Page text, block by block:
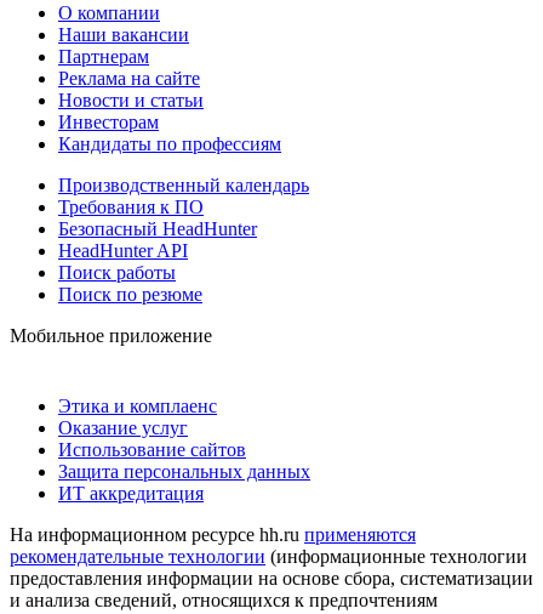
О компании
Наши вакансии
Партнерам
Реклама на сайте
Новости и статьи
Инвесторам
Кандидаты по профессиям
Производственный календарь
Требования к ПО
Безопасный HeadHunter
HeadHunter API
Поиск работы
Поиск по резюме
Мобильное приложение
Этика и комплаенс
Оказание услуг
Использование сайтов
Защита персональных данных
ИТ аккредитация
На информационном ресурсе hh.ru применяются
рекомендательные технологии (информационные технологии
предоставления информации на основе сбора, систематизации
и анализа сведений, относящихся к предпочтениям